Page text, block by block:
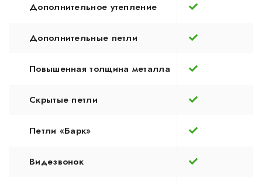
Дополнительное утепление
Дополнительные петли
Повышенная толщина металла
Скрытые петли
Петли «Барк»
Видезвонок